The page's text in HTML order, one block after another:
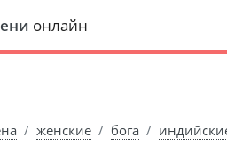
онлайн
женские бога